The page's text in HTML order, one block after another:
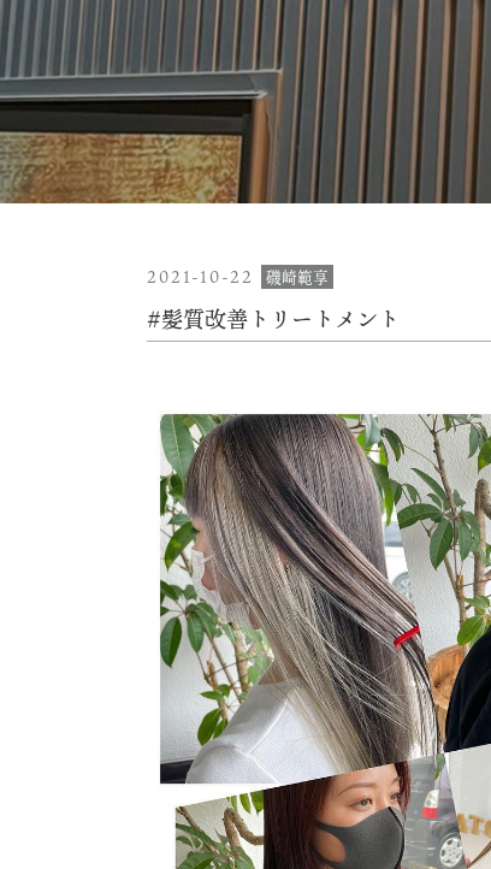
2021-10-22 磯崎範享
#髪質改善トリートメント